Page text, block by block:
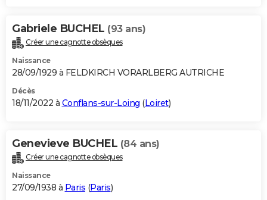
Gabriele BUCHEL (93 ans)
Créer une cagnotte obsèques
Naissance
28/09/1929 à FELDKIRCH VORARLBERG AUTRICHE
Décès
18/11/2022 à Conflans-sur-Loing (Loiret)
Genevieve BUCHEL (84 ans)
Créer une cagnotte obsèques
Naissance
27/09/1938 à Paris (Paris)